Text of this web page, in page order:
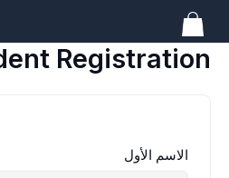
تخطي
المحتوى
Registration
الاسم الأول